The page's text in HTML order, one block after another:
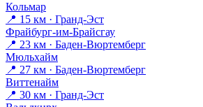
Кольмар
📍 15 км · Гранд-Эст
Фрайбург-им-Брайсгау
📍 23 км · Баден-Вюртемберг
Мюльхайм
📍 27 км · Баден-Вюртемберг
Виттенайм
📍 30 км · Гранд-Эст